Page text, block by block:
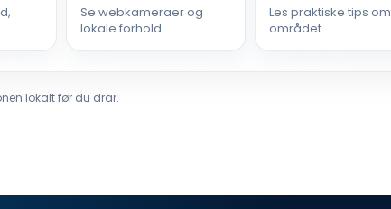
Se webkameraer og
lokale forhold.
Les praktiske tips om
området.
lokalt før du drar.